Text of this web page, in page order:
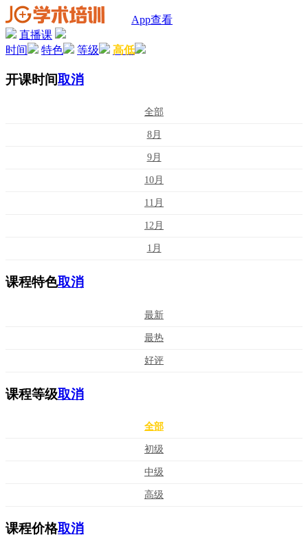
App查看
直播课
时间
特色 等级 高低
开课时间取消
全部
8月
9月
10月
11月
12月
1月
课程特色取消
最新
最热
好评
课程等级取消
全部
初级
中级
高级
课程价格取消